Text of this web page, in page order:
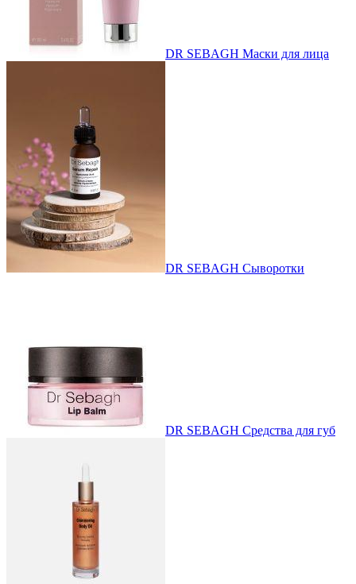
DR SEBAGH Маски для лица
DR SEBAGH Сыворотки
DR SEBAGH Средства для губ